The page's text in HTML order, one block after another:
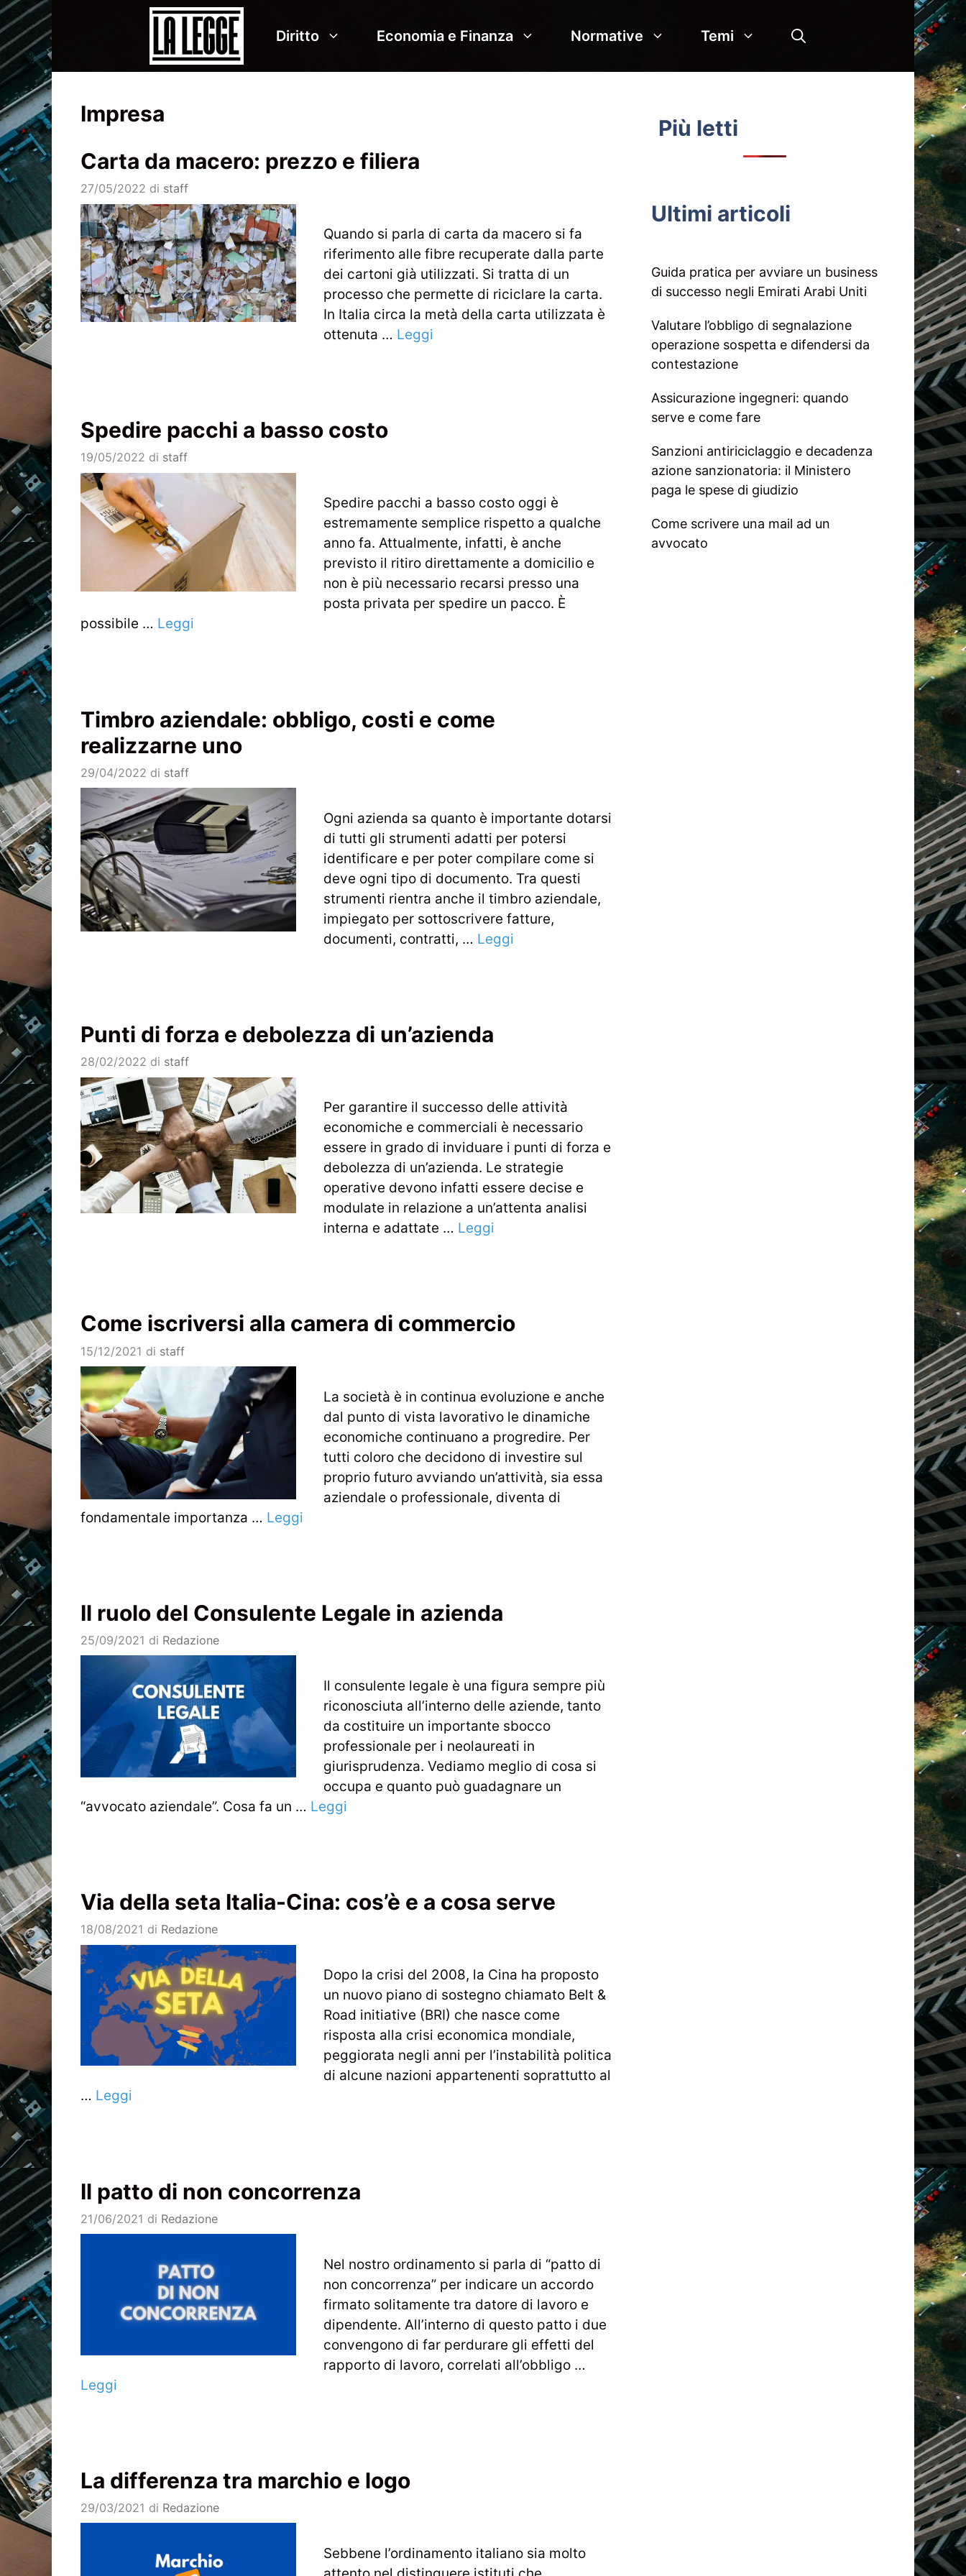
Vai
al
contenuto
Diritto Economia e Finanza Normative Temi
Impresa
Carta da macero: prezzo e filiera
27/05/2022 di staff
Quando si parla di carta da macero si fa
riferimento alle fibre recuperate dalla parte
dei cartoni già utilizzati. Si tratta di un
processo che permette di riciclare la carta.
In Italia circa la metà della carta utilizzata è
ottenuta … Leggi
Spedire pacchi a basso costo
19/05/2022 di staff
Spedire pacchi a basso costo oggi è
estremamente semplice rispetto a qualche
anno fa. Attualmente, infatti, è anche
previsto il ritiro direttamente a domicilio e
non è più necessario recarsi presso una
posta privata per spedire un pacco. È
possibile … Leggi
Timbro aziendale: obbligo, costi e come
realizzarne uno
29/04/2022 di staff
Ogni azienda sa quanto è importante dotarsi
di tutti gli strumenti adatti per potersi
identificare e per poter compilare come si
deve ogni tipo di documento. Tra questi
strumenti rientra anche il timbro aziendale,
impiegato per sottoscrivere fatture,
documenti, contratti, … Leggi
Punti di forza e debolezza di un’azienda
28/02/2022 di staff
Per garantire il successo delle attività
economiche e commerciali è necessario
essere in grado di inviduare i punti di forza e
debolezza di un’azienda. Le strategie
operative devono infatti essere decise e
modulate in relazione a un’attenta analisi
interna e adattate … Leggi
Come iscriversi alla camera di commercio
15/12/2021 di staff
La società è in continua evoluzione e anche
dal punto di vista lavorativo le dinamiche
economiche continuano a progredire. Per
tutti coloro che decidono di investire sul
proprio futuro avviando un’attività, sia essa
aziendale o professionale, diventa di
fondamentale importanza … Leggi
Il ruolo del Consulente Legale in azienda
25/09/2021 di Redazione
Il consulente legale è una figura sempre più
riconosciuta all’interno delle aziende, tanto
da costituire un importante sbocco
professionale per i neolaureati in
giurisprudenza. Vediamo meglio di cosa si
occupa e quanto può guadagnare un
“avvocato aziendale”. Cosa fa un … Leggi
Via della seta Italia-Cina: cos’è e a cosa serve
18/08/2021 di Redazione
Dopo la crisi del 2008, la Cina ha proposto
un nuovo piano di sostegno chiamato Belt &
Road initiative (BRI) che nasce come
risposta alla crisi economica mondiale,
peggiorata negli anni per l’instabilità politica
di alcune nazioni appartenenti soprattutto al
… Leggi
Il patto di non concorrenza
21/06/2021 di Redazione
Nel nostro ordinamento si parla di “patto di
non concorrenza” per indicare un accordo
firmato solitamente tra datore di lavoro e
dipendente. All’interno di questo patto i due
convengono di far perdurare gli effetti del
rapporto di lavoro, correlati all’obbligo …
Leggi
La differenza tra marchio e logo
29/03/2021 di Redazione
Sebbene l’ordinamento italiano sia molto
Più letti
Ultimi articoli
Guida pratica per avviare un business
di successo negli Emirati Arabi Uniti
Valutare l’obbligo di segnalazione
operazione sospetta e difendersi da
contestazione
Assicurazione ingegneri: quando
serve e come fare
Sanzioni antiriciclaggio e decadenza
azione sanzionatoria: il Ministero
paga le spese di giudizio
Come scrivere una mail ad un
avvocato